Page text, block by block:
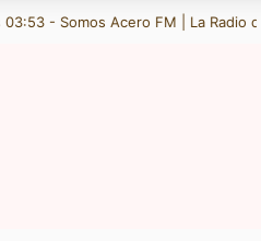
Acero FM | La Radio de